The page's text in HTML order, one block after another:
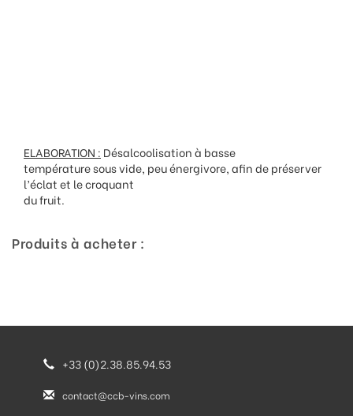
ELABORATION : Désalcoolisation à basse
température sous vide, peu énergivore, afin de préserver
l’éclat et le croquant
du fruit.
Produits à acheter :
+33 (0)2.38.85.94.53
contact@ccb-vins.com